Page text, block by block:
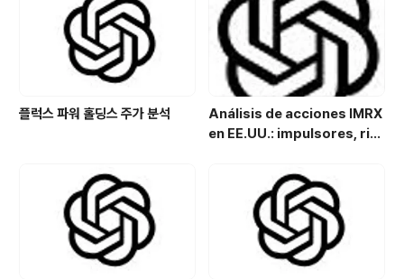
one Platform Potential
플럭스 파워 홀딩스 주가 분석
Análisis de acciones IMRX
en EE.UU.: impulsores, rie